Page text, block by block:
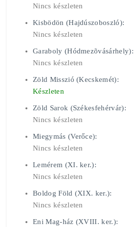
Nincs készleten
Kisbödön (Hajdúszoboszló):
Nincs készleten
Garaboly (Hódmezõvásárhely):
Nincs készleten
Zöld Misszió (Kecskemét):
Készleten
Zöld Sarok (Székesfehérvár):
Nincs készleten
Miegymás (Verőce):
Nincs készleten
Lemérem (XI. ker.):
Nincs készleten
Boldog Föld (XIX. ker.):
Nincs készleten
Eni Mag-ház (XVIII. ker.):